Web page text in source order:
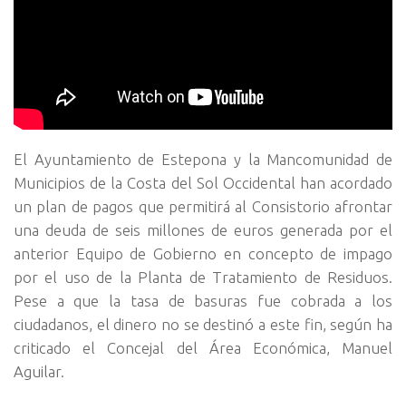
El Ayuntamiento de Estepona y la Mancomunidad de
Municipios de la Costa del Sol Occidental han acordado
un plan de pagos que permitirá al Consistorio afrontar
una deuda de seis millones de euros generada por el
anterior Equipo de Gobierno en concepto de impago
por el uso de la Planta de Tratamiento de Residuos.
Pese a que la tasa de basuras fue cobrada a los
ciudadanos, el dinero no se destinó a este fin, según ha
criticado el Concejal del Área Económica, Manuel
Aguilar.